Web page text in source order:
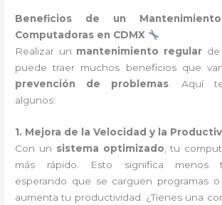
Beneficios de un
Computadoras en CDMX
Realizar un mantenimiento regular
puede traer muchos beneficios que
prevención de problemas. Aquí te
algunos:
1. Mejora de la Velocidad y la
Con un sistema optimizado , tu
más rápido. Esto significa menos
esperando que se carguen programas
aumenta tu productividad. ¿Tienes una